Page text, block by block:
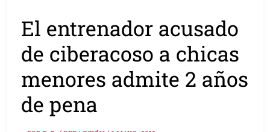
El entrenador acusado
de ciberacoso a chicas
menores admite 2 años
de pena